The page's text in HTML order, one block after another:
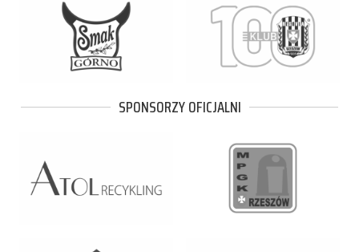
SPONSORZY OFICJALNI